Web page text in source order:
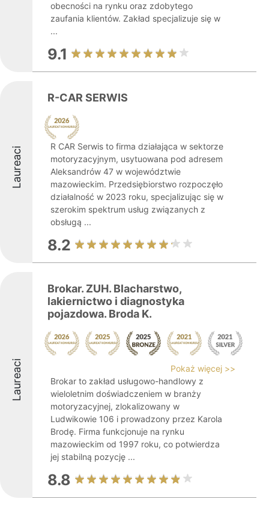
obecności na rynku oraz zdobytego
zaufania klientów. Zakład specjalizuje się w
...
9.1
Laureaci
R-CAR SERWIS
R CAR Serwis to firma działająca w sektorze
motoryzacyjnym, usytuowana pod adresem
Aleksandrów 47 w województwie
mazowieckim. Przedsiębiorstwo rozpoczęło
działalność w 2023 roku, specjalizując się w
szerokim spektrum usług związanych z
obsługą ...
8.2
Laureaci
Brokar. ZUH. Blacharstwo,
lakiernictwo i diagnostyka
pojazdowa. Broda K.
Pokaż więcej >>
Brokar to zakład usługowo-handlowy z
wieloletnim doświadczeniem w branży
motoryzacyjnej, zlokalizowany w
Ludwikowie 106 i prowadzony przez Karola
Brodę. Firma funkcjonuje na rynku
mazowieckim od 1997 roku, co potwierdza
jej stabilną pozycję ...
8.8